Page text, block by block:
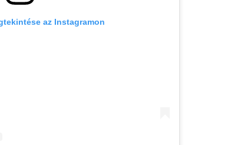
az Instagramon